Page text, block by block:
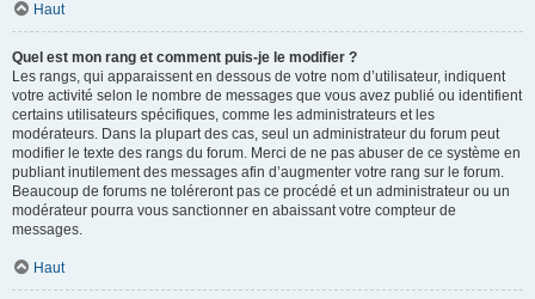
Haut
Quel est mon rang et comment puis-je le modifier ?
Les rangs, qui apparaissent en dessous de votre nom d’utilisateur, indiquent
votre activité selon le nombre de messages que vous avez publié ou identifient
certains utilisateurs spécifiques, comme les administrateurs et les
modérateurs. Dans la plupart des cas, seul un administrateur du forum peut
modifier le texte des rangs du forum. Merci de ne pas abuser de ce système en
publiant inutilement des messages afin d’augmenter votre rang sur le forum.
Beaucoup de forums ne toléreront pas ce procédé et un administrateur ou un
modérateur pourra vous sanctionner en abaissant votre compteur de
messages.
Haut